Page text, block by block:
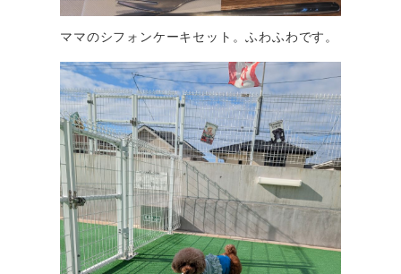
ママのシフォンケーキセット。ふわふわです。